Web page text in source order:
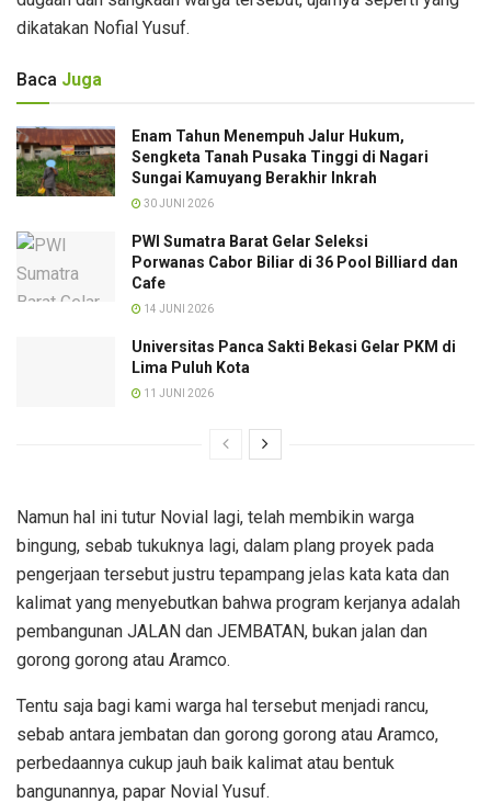
dikatakan Nofial Yusuf.
Baca Juga
Enam Tahun Menempuh Jalur Hukum,
Sengketa Tanah Pusaka Tinggi di Nagari
Sungai Kamuyang Berakhir Inkrah
30 JUNI 2026
PWI Sumatra Barat Gelar Seleksi
Porwanas Cabor Biliar di 36 Pool Billiard dan
Cafe‎
14 JUNI 2026
Universitas Panca Sakti Bekasi Gelar PKM di
Lima Puluh Kota
11 JUNI 2026
Namun hal ini tutur Novial lagi, telah membikin warga
bingung, sebab tukuknya lagi, dalam plang proyek pada
pengerjaan tersebut justru tepampang jelas kata kata dan
kalimat yang menyebutkan bahwa program kerjanya adalah
pembangunan JALAN dan JEMBATAN, bukan jalan dan
gorong gorong atau Aramco.
Tentu saja bagi kami warga hal tersebut menjadi rancu,
sebab antara jembatan dan gorong gorong atau Aramco,
perbedaannya cukup jauh baik kalimat atau bentuk
bangunannya, papar Novial Yusuf.